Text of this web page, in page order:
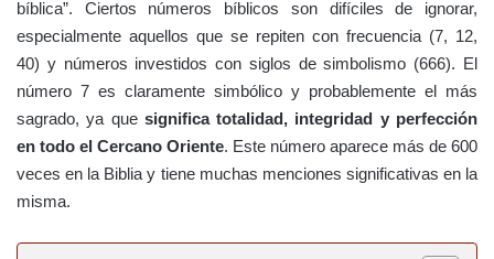
bíblica”. Ciertos números bíblicos son difíciles de ignorar,
especialmente aquellos que se repiten con frecuencia (7, 12,
40) y números investidos con siglos de simbolismo (666). El
número 7 es claramente simbólico y probablemente el más
sagrado, ya que significa totalidad, integridad y perfección
en todo el Cercano Oriente. Este número aparece más de 600
veces en la Biblia y tiene muchas menciones significativas en la
misma.